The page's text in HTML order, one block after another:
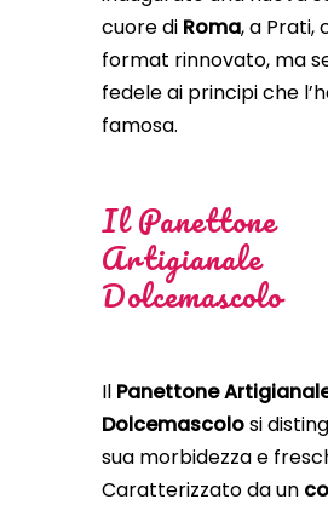
cuore di Roma, a Prati,
format rinnovato, ma
fedele ai principi che
famosa.
Il Panettone
Artigianale
Dolcemascolo
Il Panettone
Dolcemascolosi
sua morbidezza e
Caratterizzato da un